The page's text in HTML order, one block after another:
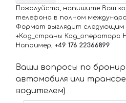
Пожалуйста, напишите Ваш
телефона в полном
Формат выглядит следующим
+Код_страны Код_оператора
Например, +49 176 22366899
Ваши вопросы по
автомобиля или
водителем)